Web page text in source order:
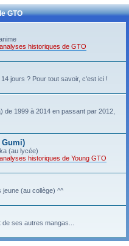
GTO
historiques de GTO
jours ? Pour tout savoir, c'est ici !
de 1999 à 2014 en passant par 2012,
Gumi)
(au lycée)
historiques de Young GTO
jeune (au collège) ^^
ses autres mangas...